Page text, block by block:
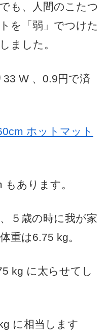
も、人間のこたつ
を「弱」でつけた
ました。
33 W 、0.9円で済
ホットマット
あります。
５歳の時に我が家
重は6.75 kg。
kg に太らせてし
に相当します